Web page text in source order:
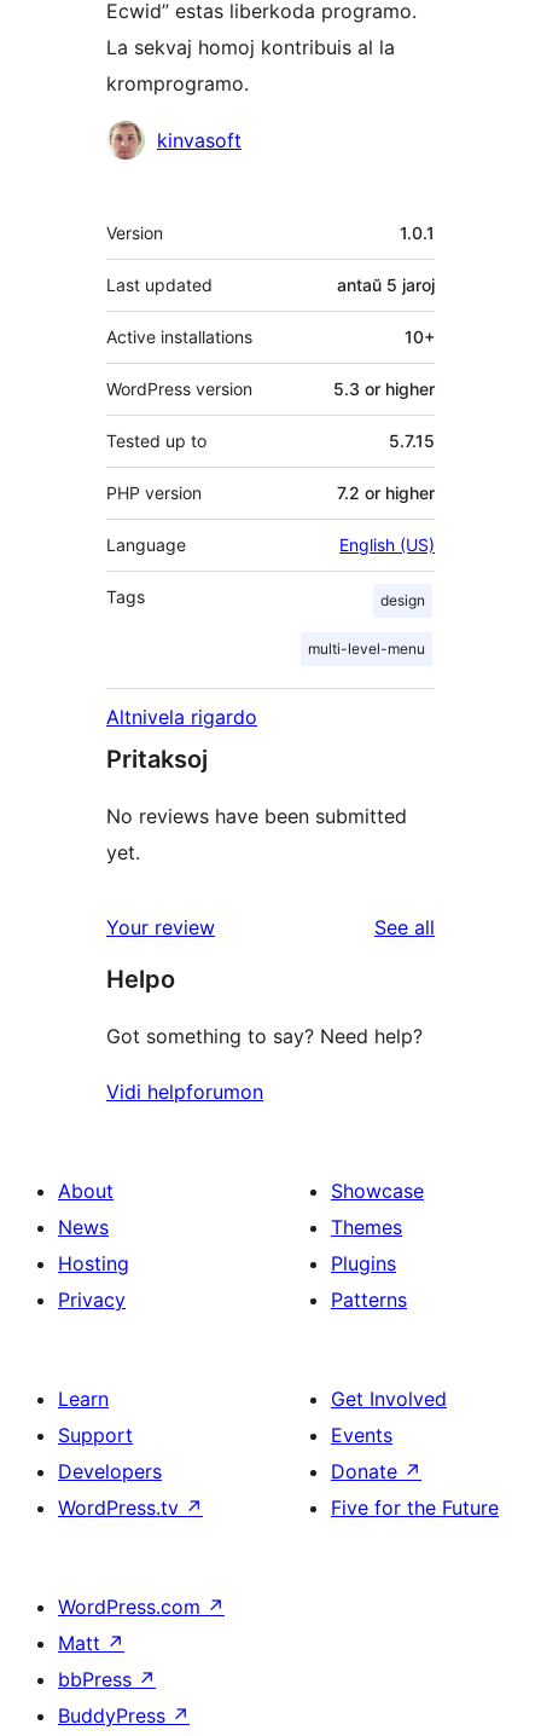
Ecwid” estas liberkoda programo.
La sekvaj homoj kontribuis al la
kromprogramo.
Kontribuantoj
kinvasoft
Metadatumoj
Version 1.0.1
Last updated antaŭ 5 jaroj
Active installations 10+
WordPress version 5.3 or higher
Tested up to 5.7.15
PHP version 7.2 or higher
Language English (US)
Tags design
multi-level-menu
Altnivela rigardo
Pritaksoj
No reviews have been submitted
yet.
Your review See all
Helpo
Got something to say? Need help?
Vidi helpforumon
About
News
Hosting
Privacy
Showcase
Themes
Plugins
Patterns
Learn
Support
Developers
WordPress.tv ↗
Get Involved
Events
Donate ↗
Five for the Future
WordPress.com ↗
Matt ↗
bbPress ↗
BuddyPress ↗